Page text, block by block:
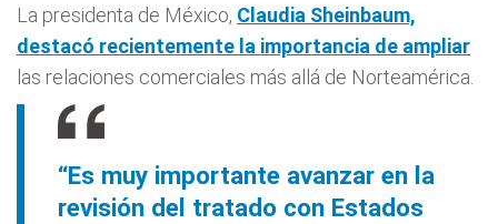
La presidenta de México, Claudia Sheinbaum,
destacó recientemente la importancia de ampliar
las relaciones comerciales más allá de Norteamérica.
“Es muy importante avanzar en la
revisión del tratado con Estados